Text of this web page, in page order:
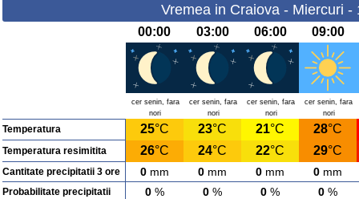
Vremea in Craiova - Miercuri -
00:00 03:00 06:00 09:00
cer senin, fara
nori
cer senin, fara
nori
cer senin, fara
nori
cer senin, fara
nori
Temperatura 25°C 23°C 21°C 28°C
Temperatura resimitita 26°C 24°C 22°C 29°C
Cantitate precipitatii 3 ore 0 mm 0 mm 0 mm 0 mm
Probabilitate precipitatii 0 % 0 % 0 % 0 %